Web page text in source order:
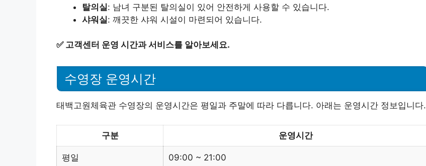
탈의실: 남녀 구분된 탈의실이 있어 안전하게 사용할 수 있습니다.
샤워실: 깨끗한 샤워 시설이 마련되어 있습니다.
✅ 고객센터 운영 시간과 서비스를 알아보세요.
수영장 운영시간
태백고원체육관 수영장의 운영시간은 평일과 주말에 따라 다릅니다. 아래는 운영시간 정보입니다.
구분 운영시간
평일 09:00 ~ 21:00